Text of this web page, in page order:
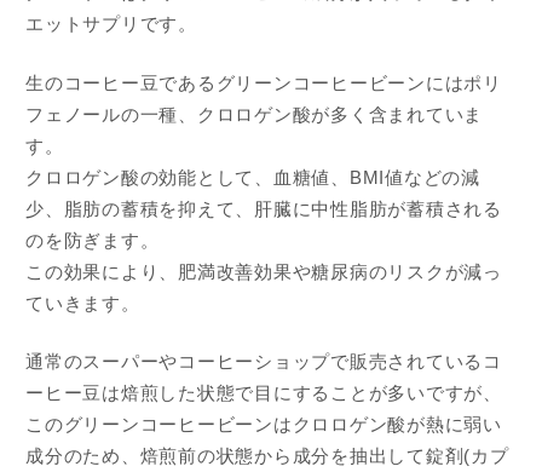
エットサプリです。
生のコーヒー豆であるグリーンコーヒービーンにはポリ
フェノールの一種、クロロゲン酸が多く含まれていま
す。
クロロゲン酸の効能として、血糖値、BMI値などの減
少、脂肪の蓄積を抑えて、肝臓に中性脂肪が蓄積される
のを防ぎます。
この効果により、肥満改善効果や糖尿病のリスクが減っ
ていきます。
通常のスーパーやコーヒーショップで販売されているコ
ーヒー豆は焙煎した状態で目にすることが多いですが、
このグリーンコーヒービーンはクロロゲン酸が熱に弱い
成分のため、焙煎前の状態から成分を抽出して錠剤(カプ